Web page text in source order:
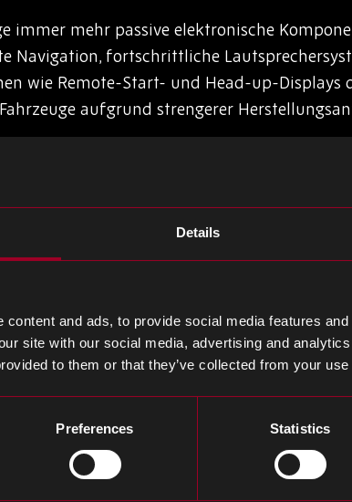
Details
content and ads, to provide social media features
site with our social media, advertising and
to them or that they’ve collected from your
Preferences Statistics
immer mehr passive elektronische
Navigation, fortschrittliche
wie Remote-Start- und Head-up-Displays
aufgrund strengerer
da die Menschen von einem „Smart
zu erstellen und Musik abzuspielen.
und mehr verwendet werden, und es wird
sein werden.
elektronischer Komponenten
umzurütteln, den Markt zusätzlich,